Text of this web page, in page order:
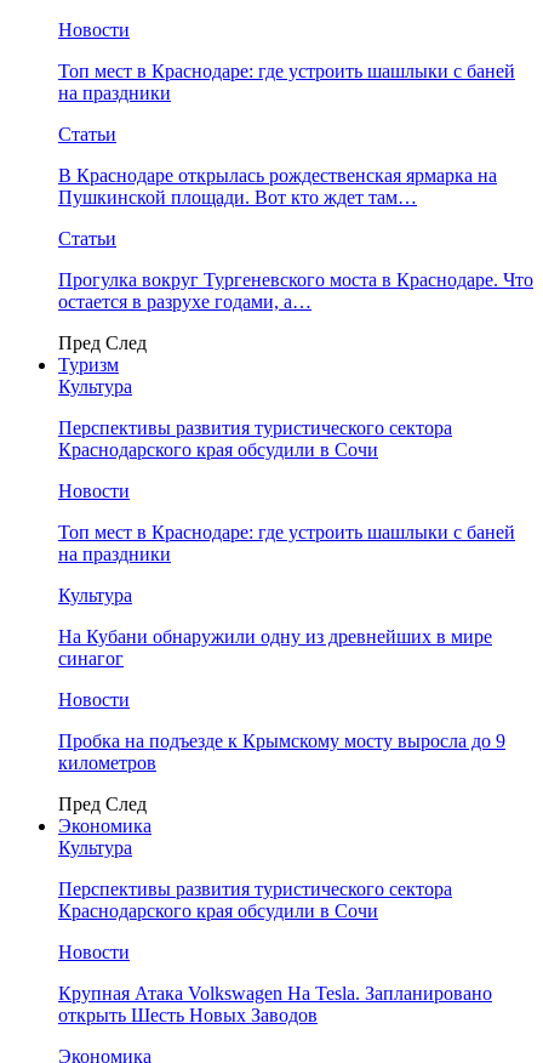
Новости
Топ мест в Краснодаре: где устроить шашлыки с баней
на праздники
Статьи
В Краснодаре открылась рождественская ярмарка на
Пушкинской площади. Вот кто ждет там…
Статьи
Прогулка вокруг Тургеневского моста в Краснодаре. Что
остается в разрухе годами, а…
Пред След
Туризм
Культура
Перспективы развития туристического сектора
Краснодарского края обсудили в Сочи
Новости
Топ мест в Краснодаре: где устроить шашлыки с баней
на праздники
Культура
На Кубани обнаружили одну из древнейших в мире
синагог
Новости
Пробка на подъезде к Крымскому мосту выросла до 9
километров
Пред След
Экономика
Культура
Перспективы развития туристического сектора
Краснодарского края обсудили в Сочи
Новости
Крупная Атака Volkswagen На Tesla. Запланировано
открыть Шесть Новых Заводов
Экономика